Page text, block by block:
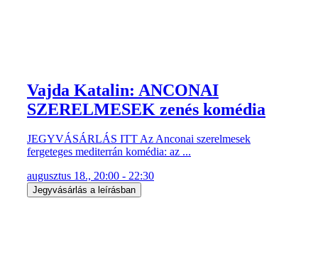
Vajda Katalin: ANCONAI
SZERELMESEK zenés komédia
JEGYVÁSÁRLÁS ITT Az Anconai szerelmesek
fergeteges mediterrán komédia: az ...
augusztus 18., 20:00 - 22:30
Jegyvásárlás a leírásban